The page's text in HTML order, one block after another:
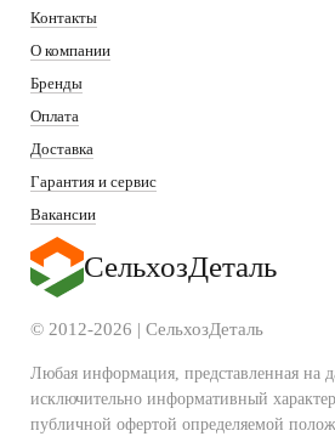
СельхозДеталь
© 2012-2026 | СельхозДеталь
Любая информация, представленная на
исключительно информативный
публичной офертой определяемой
Контакты
О компании
Бренды
Оплата
Доставка
Гарантия и сервис
Вакансии